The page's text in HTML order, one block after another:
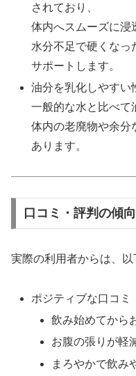
されており、
体内へスムーズに浸
水分不足で硬くなっ
サポートします。
油分を乳化しやすい
一般的な水と比べて
体内の老廃物や余分
あります。
口コミ・評判の傾向
実際の利用者からは、以
ポジティブな口コミ
飲み始めてから
お腹の張りが軽
まろやかで飲み